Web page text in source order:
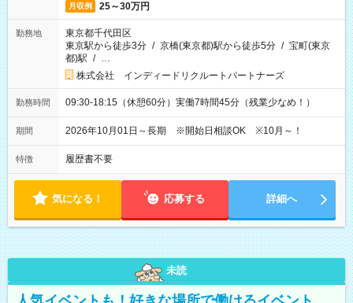
月収例 25～30万円
勤務地
東京都千代田区
東京駅から徒歩3分 / 京橋(東京都)駅から徒歩5分 / 宝町(東京
都)駅 / …
株式会社 インディードリクルートパートナーズ
勤務時間 09:30-18:15（休憩60分）実働7時間45分（残業少なめ！）
期間 2026年10月01日～長期 ※開始日相談OK ※10月～！
特徴 履歴書不要
気になる！ 応募する 詳細へ
未読